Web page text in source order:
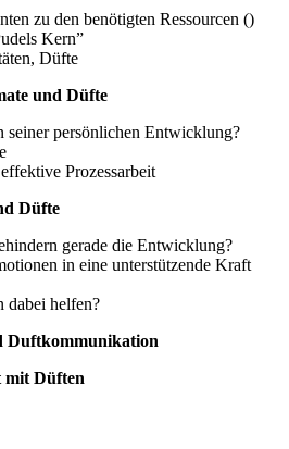
zu den benötigten Ressourcen ()
Kern”
Düfte
und Düfte
seiner persönlichen Entwicklung?
Prozessarbeit
Düfte
gerade die Entwicklung?
in eine unterstützende Kraft
dabei helfen?
Duftkommunikation
mit Düften